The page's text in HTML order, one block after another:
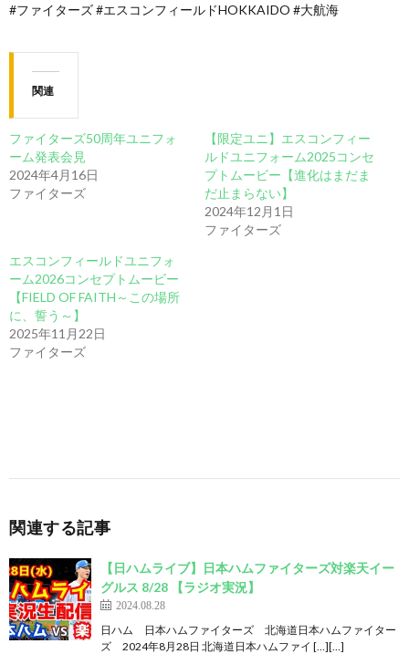
#ファイターズ #エスコンフィールドHOKKAIDO #大航海
関連
ファイターズ50周年ユニフォ
ーム発表会見
2024年4月16日
ファイターズ
【限定ユニ】エスコンフィー
ルドユニフォーム2025コンセ
プトムービー【進化はまだま
だ止まらない】
2024年12月1日
ファイターズ
エスコンフィールドユニフォ
ーム2026コンセプトムービー
【FIELD OF FAITH～この場所
に、誓う～】
2025年11月22日
ファイターズ
関連する記事
【日ハムライブ】日本ハムファイターズ対楽天イー
グルス 8/28 【ラジオ実況】
2024.08.28
日ハム 日本ハムファイターズ 北海道日本ハムファイター
ズ 2024年8月28日 北海道日本ハムファイ […][…]